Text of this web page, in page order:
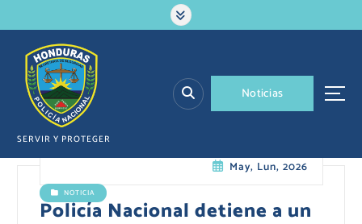
a
SERVIR Y PROTEGER
Noticias
May, Lun, 2026
NOTICIA
Policía Nacional detiene a un